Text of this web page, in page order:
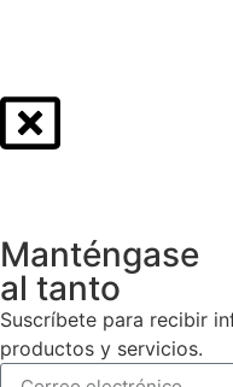
Manténgase
al tanto
Suscríbete para recibir
productos y servicios.